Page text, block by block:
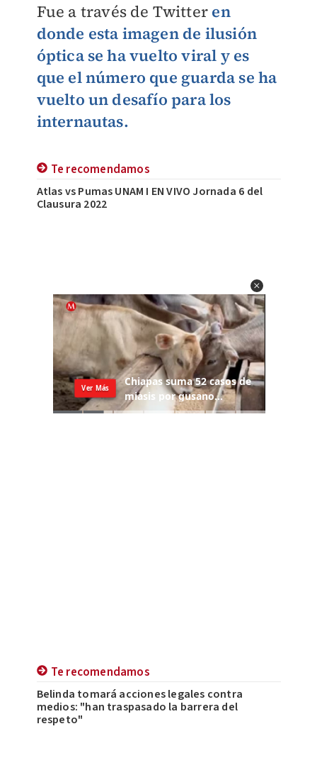
Fue a través de Twitter en
donde esta imagen de ilusión
óptica se ha vuelto viral y es
que el número que guarda se ha
vuelto un desafío para los
internautas.
Te recomendamos
Atlas vs Pumas UNAM I EN VIVO Jornada 6 del
Clausura 2022
Te recomendamos
Belinda tomará acciones legales contra
medios: "han traspasado la barrera del
respeto"